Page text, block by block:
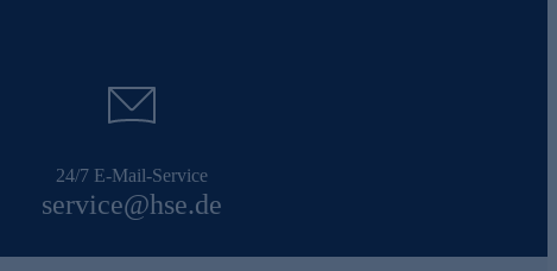
24/7 E-Mail-Service
service@hse.de